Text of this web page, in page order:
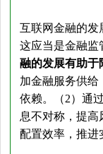
互联网金融的发
这应当是金融监
融的发展有助于
加金融服务供给
依赖。（2）通
息不对称，提高
配置效率，推进